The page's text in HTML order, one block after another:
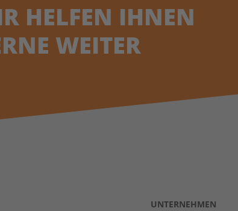
HELFEN IHNEN
WEITER
UNTERNEHMEN